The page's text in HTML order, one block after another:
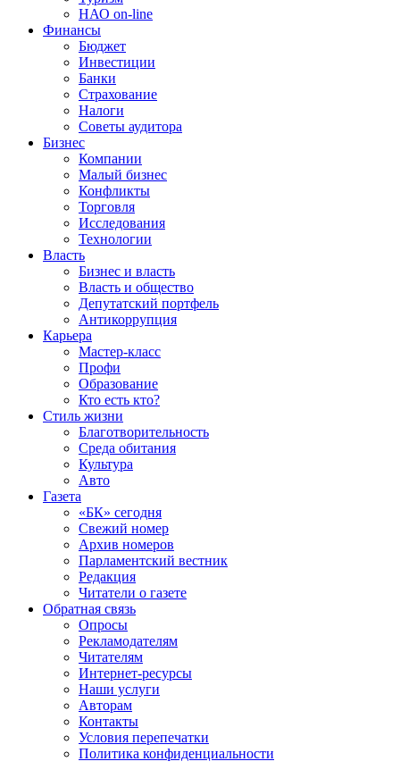
НАО on-line
Финансы
Бюджет
Инвестиции
Банки
Страхование
Налоги
Советы аудитора
Бизнес
Компании
Малый бизнес
Конфликты
Торговля
Исследования
Технологии
Власть
Бизнес и власть
Власть и общество
Депутатский портфель
Антикоррупция
Карьера
Мастер-класс
Профи
Образование
Кто есть кто?
Стиль жизни
Благотворительность
Среда обитания
Культура
Авто
Газета
«БК» сегодня
Свежий номер
Архив номеров
Парламентский вестник
Редакция
Читатели о газете
Обратная связь
Опросы
Рекламодателям
Читателям
Интернет-ресурсы
Наши услуги
Авторам
Контакты
Условия перепечатки
Политика конфиденциальности